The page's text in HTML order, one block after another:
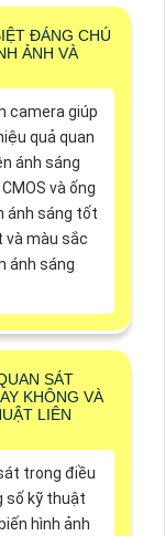
ĐÁNG CHÚ
ẢNH VÀ
camera giúp
quả quan
ánh sáng
và ống
ánh sáng tốt
và màu sắc
ánh sáng
SÁT
KHÔNG VÀ
LIÊN
trong điều
số kỹ thuật
hình ảnh